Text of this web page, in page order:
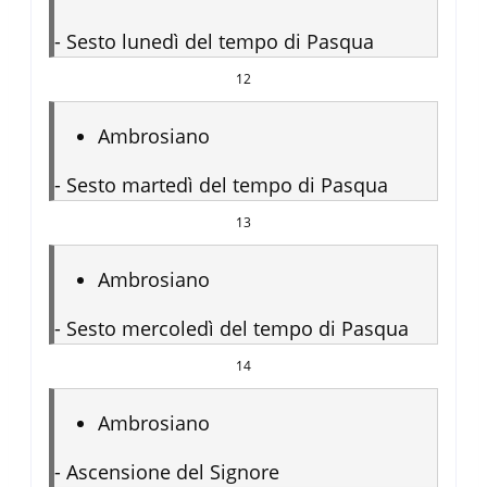
- Sesto lunedì del tempo di Pasqua
12
Ambrosiano
- Sesto martedì del tempo di Pasqua
13
Ambrosiano
- Sesto mercoledì del tempo di Pasqua
14
Ambrosiano
- Ascensione del Signore